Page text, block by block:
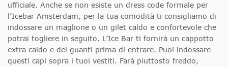
ufficiale. Anche se non esiste un dress code formale per
l’Icebar Amsterdam, per la tua comodità ti consigliamo di
indossare un maglione o un gilet caldo e confortevole che
potrai togliere in seguito. L’Ice Bar ti fornirà un cappotto
extra caldo e dei guanti prima di entrare. Puoi indossare
questi capi sopra i tuoi vestiti. Farà piuttosto freddo,